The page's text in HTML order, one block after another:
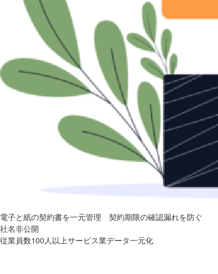
電子と紙の契約書を一元管理 契約期限の確認漏れを防ぐ
社名非公開
従業員数100人以上サービス業データ一元化